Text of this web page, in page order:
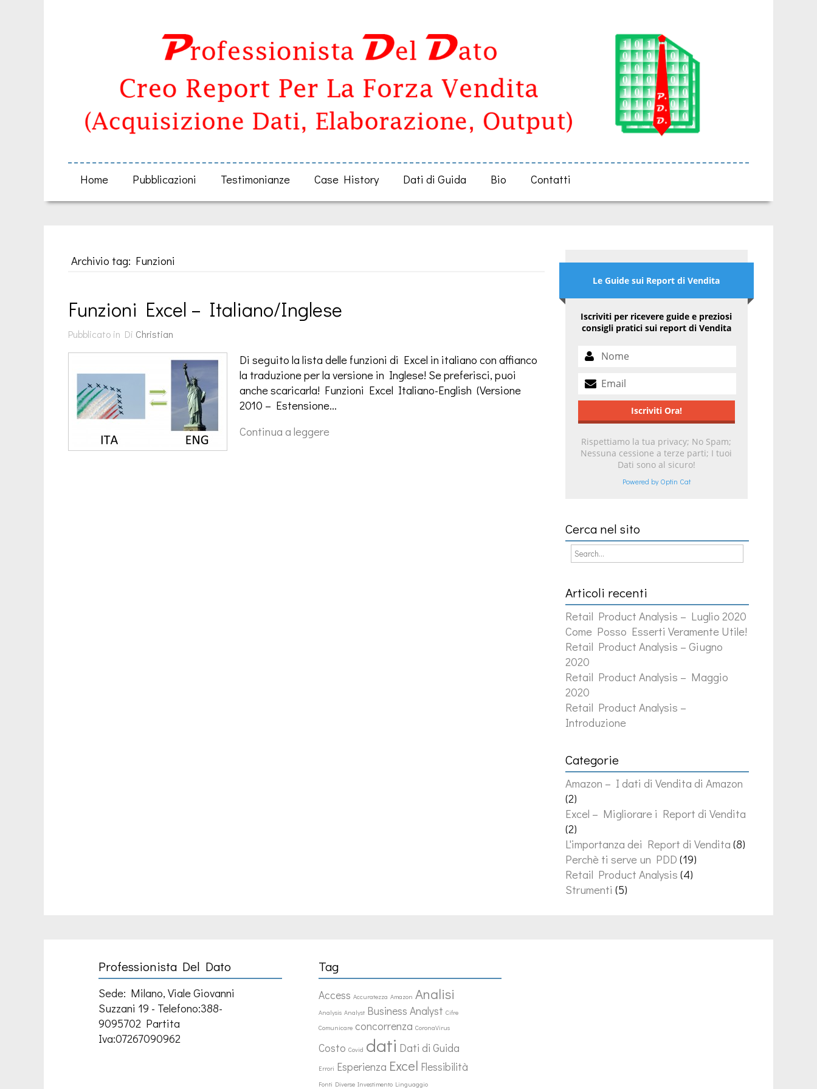
Home Pubblicazioni Testimonianze Case History Dati di Guida Bio Contatti
Archivio tag: Funzioni
Funzioni Excel – Italiano/Inglese
Pubblicato in Di Christian
Di seguito la lista delle funzioni di Excel in italiano con affianco
la traduzione per la versione in Inglese! Se preferisci, puoi
anche scaricarla! Funzioni Excel Italiano-English (Versione
2010 – Estensione…
Continua a leggere
Le Guide sui Report di Vendita
Iscriviti per ricevere guide e preziosi
consigli pratici sui report di Vendita
Rispettiamo la tua privacy; No Spam;
Nessuna cessione a terze parti; I tuoi
Dati sono al sicuro!
Powered by Optin Cat
Cerca nel sito
Articoli recenti
Retail Product Analysis – Luglio 2020
Come Posso Esserti Veramente Utile!
Retail Product Analysis – Giugno
2020
Retail Product Analysis – Maggio
2020
Retail Product Analysis –
Introduzione
Categorie
Amazon – I dati di Vendita di Amazon
(2)
Excel – Migliorare i Report di Vendita
(2)
L'importanza dei Report di Vendita (8)
Perchè ti serve un PDD (19)
Retail Product Analysis (4)
Strumenti (5)
Professionista Del Dato
Sede: Milano, Viale Giovanni
Suzzani 19 - Telefono:388-
9095702 Partita
Iva:07267090962
Tag
Access Accuratezza Amazon Analisi
Analysis Analyst Business Analyst Cifre
Comunicare concorrenza CoronaVirus
Costo Covid dati Dati di Guida
Errori Esperienza Excel Flessibilità
Fonti Diverse Investimento Linguaggio